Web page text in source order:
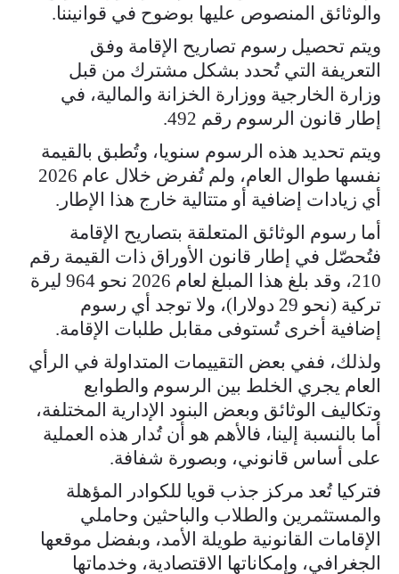
والوثائق المنصوص عليها بوضوح في قوانيننا.
ويتم تحصيل رسوم تصاريح الإقامة وفق
التعريفة التي تُحدد بشكل مشترك من قبل
وزارة الخارجية ووزارة الخزانة والمالية، في
إطار قانون الرسوم رقم 492.
ويتم تحديد هذه الرسوم سنويا، وتُطبق بالقيمة
نفسها طوال العام، ولم تُفرض خلال عام 2026
أي زيادات إضافية أو متتالية خارج هذا الإطار.
أما رسوم الوثائق المتعلقة بتصاريح الإقامة
فتُحصّل في إطار قانون الأوراق ذات القيمة رقم
210، وقد بلغ هذا المبلغ لعام 2026 نحو 964 ليرة
تركية (نحو 29 دولارا)، ولا توجد أي رسوم
إضافية أخرى تُستوفى مقابل طلبات الإقامة.
ولذلك، ففي بعض التقييمات المتداولة في الرأي
العام يجري الخلط بين الرسوم والطوابع
وتكاليف الوثائق وبعض البنود الإدارية المختلفة،
أما بالنسبة إلينا، فالأهم هو أن تُدار هذه العملية
على أساس قانوني، وبصورة شفافة.
فتركيا تُعد مركز جذب قويا للكوادر المؤهلة
والمستثمرين والطلاب والباحثين وحاملي
الإقامات القانونية طويلة الأمد، وبفضل موقعها
الجغرافي، وإمكاناتها الاقتصادية، وخدماتها